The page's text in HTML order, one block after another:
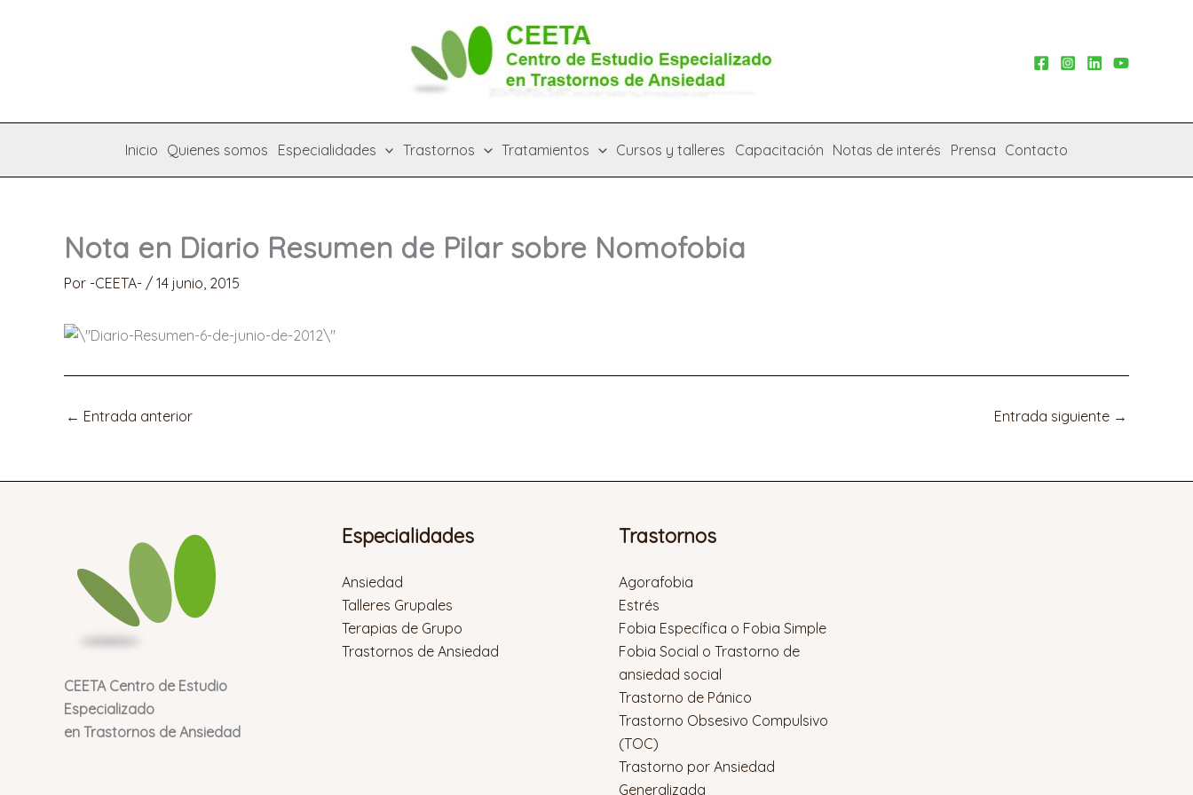
Inicio Quienes somos Especialidades Trastornos Tratamientos Cursos y talleres Capacitación Notas de interés Prensa Contacto
Nota en Diario Resumen de Pilar sobre Nomofobia
Por -CEETA- / 14 junio, 2015
← Entrada anterior Entrada siguiente →
CEETA Centro de Estudio
Especializado
en Trastornos de Ansiedad
Especialidades
Ansiedad
Talleres Grupales
Terapias de Grupo
Trastornos de Ansiedad
Trastornos
Agorafobia
Estrés
Fobia Específica o Fobia Simple
Fobia Social o Trastorno de
ansiedad social
Trastorno de Pánico
Trastorno Obsesivo Compulsivo
(TOC)
Trastorno por Ansiedad
Generalizada